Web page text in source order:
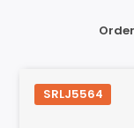
SRLJ5564